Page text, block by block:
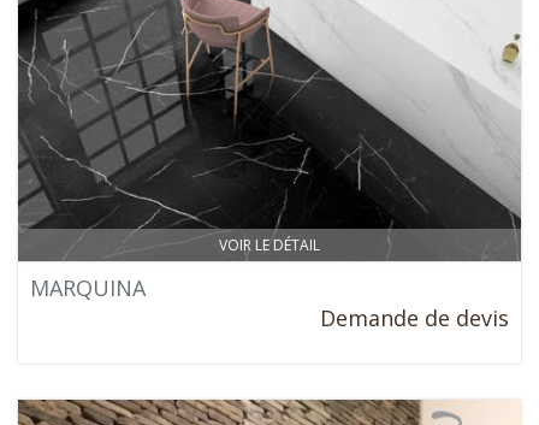
VOIR LE DÉTAIL
MARQUINA
Demande de devis